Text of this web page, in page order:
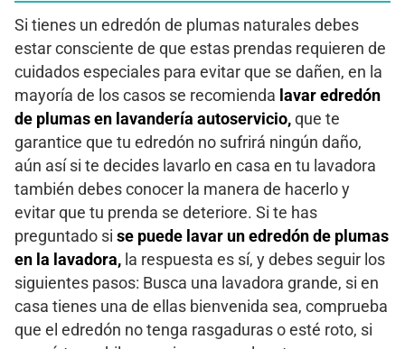
Si tienes un edredón de plumas naturales debes
estar consciente de que estas prendas requieren de
cuidados especiales para evitar que se dañen, en la
mayoría de los casos se recomienda lavar edredón
de plumas en lavandería autoservicio, que te
garantice que tu edredón no sufrirá ningún daño,
aún así si te decides lavarlo en casa en tu lavadora
también debes conocer la manera de hacerlo y
evitar que tu prenda se deteriore. Si te has
preguntado si se puede lavar un edredón de plumas
en la lavadora, la respuesta es sí, y debes seguir los
siguientes pasos: Busca una lavadora grande, si en
casa tienes una de ellas bienvenida sea, comprueba
que el edredón no tenga rasgaduras o esté roto, si